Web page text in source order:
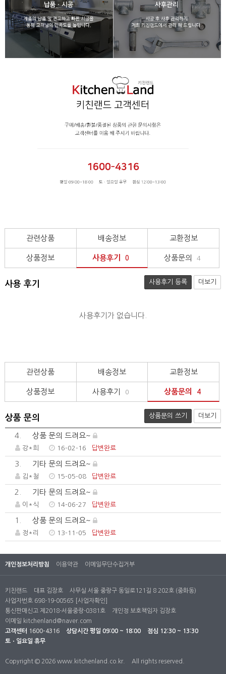
관련상품 배송정보 교환정보
상품정보 사용후기 0 상품문의 4
사용 후기 사용후기 등록 더보기
사용후기가 없습니다.
관련상품 배송정보 교환정보
상품정보 사용후기 0 상품문의 4
상품 문의 상품문의 쓰기 더보기
4. 상품 문의 드려요~
강*희 16-02-16 답변완료
3. 기타 문의 드려요~
김*철 15-05-08 답변완료
2. 기타 문의 드려요~
이*식 14-06-27 답변완료
1. 상품 문의 드려요~
정*리 13-11-05 답변완료
개인정보처리방침 이용약관 이메일무단수집거부
키친랜드 대표 김장호
사무실 서울 중랑구 동일로121길 8 202호 (중화동)
사업자번호 698-19-00565
[사업자확인]
통신판매신고 제2018-서울중랑-0381호
개인정 보호책임자 김장호
이메일 kitchenland@naver.com
고객센터 1600-4316 상담시간 평일 09:00 ~ 18:00
점심 12:30 ~ 13:30
토ㆍ일요일 휴무
Copyright © 2026 www.kitchenland.co.kr. All rights reserved.